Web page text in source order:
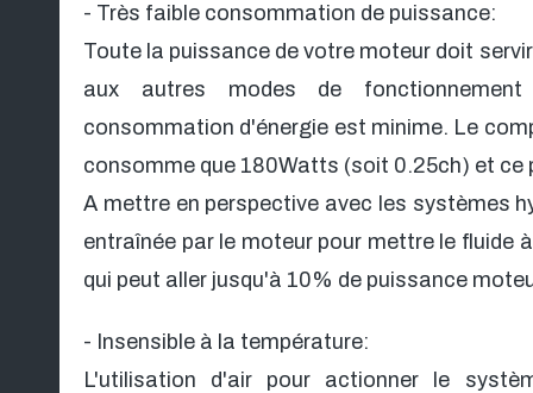
- Très faible consommation de puissance:
Toute la puissance de votre moteur doit
aux autres modes de
consommation d'énergie est minime. Le
consomme que 180Watts (soit 0.25ch) et ce
A mettre en perspective avec les systèmes
entraînée par le moteur pour mettre le fluide
qui peut aller jusqu'à 10% de puissance
- Insensible à la température:
L'utilisation d'air pour actionner le